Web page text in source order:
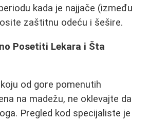
kada je najjače (između
zaštitnu odeću i šešire.
Posetiti Lekara i Šta
od gore pomenutih
na madežu, ne oklevajte da
Pregled kod specijaliste je